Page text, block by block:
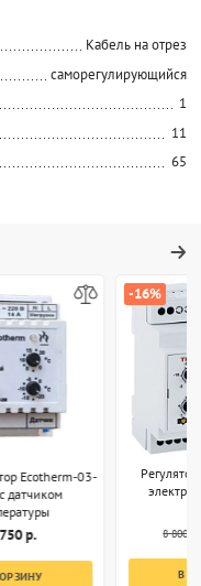
Кабель на отрез
саморегулирующийся
1
11
65
Ecotherm-03-
датчиком
р.
-16%
8 800 р.
В